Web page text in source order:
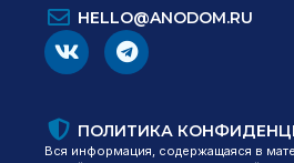
HELLO@ANODOM.RU
ПОЛИТИКА
Вся информация, содержащаяся в